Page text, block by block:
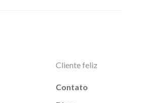
Cliente feliz
Contato